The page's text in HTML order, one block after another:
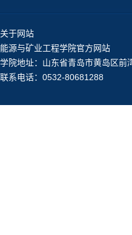
关于网站
能源与矿业工程学院官方网站
学院地址：山东省青岛市黄岛区前
联系电话：0532-80681288